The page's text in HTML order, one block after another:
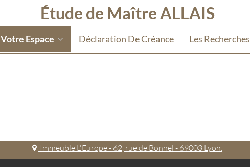
Étude de Maître ALLAIS
Votre Espace Déclaration De Créance Les Recherches
Immeuble L'Europe - 62, rue de Bonnel - 69003 Lyon.